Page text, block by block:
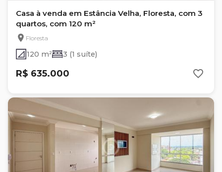
Casa à venda em Estância Velha, Floresta, com 3
quartos, com 120 m²
Floresta
120 m² 3 (1 suíte)
R$ 635.000